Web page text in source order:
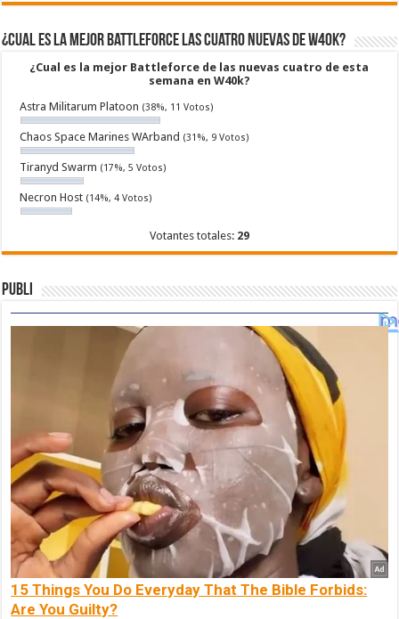
¿Cual es la mejor Battleforce las cuatro nuevas de W40k?
¿Cual es la mejor Battleforce de las nuevas cuatro de esta
semana en W40k?
Astra Militarum Platoon (38%, 11 Votos)
Chaos Space Marines WArband (31%, 9 Votos)
Tiranyd Swarm (17%, 5 Votos)
Necron Host (14%, 4 Votos)
Votantes totales: 29
Publi
15 Things You Do Everyday That The Bible Forbids:
Are You Guilty?